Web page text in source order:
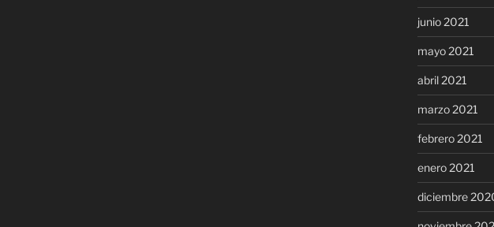
junio 2021
mayo 2021
abril 2021
marzo 2021
febrero 2021
enero 2021
diciembre